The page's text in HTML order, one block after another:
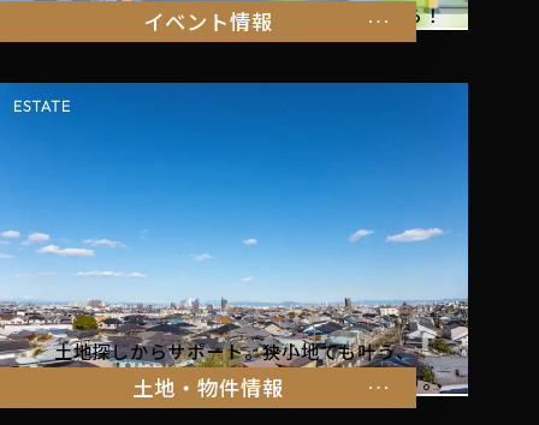
イベント情報
暮らしを体感できるイベント情報はこちらから！
土地・物件情報
土地探しからサポート。狭小地でも叶う、
家族の暮らしにぴったりな物件をご紹介します。